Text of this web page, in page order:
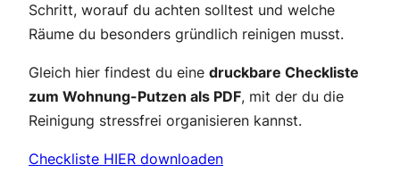
Schritt, worauf du achten solltest und welche
Räume du besonders gründlich reinigen musst.
Gleich hier findest du eine druckbare Checkliste
zum Wohnung-Putzen als PDF, mit der du die
Reinigung stressfrei organisieren kannst.
Checkliste HIER downloaden